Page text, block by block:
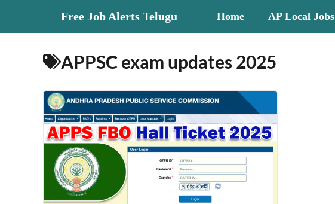
content
Free Job Alerts Telugu Home AP Local Jobs
APPSC exam updates 2025